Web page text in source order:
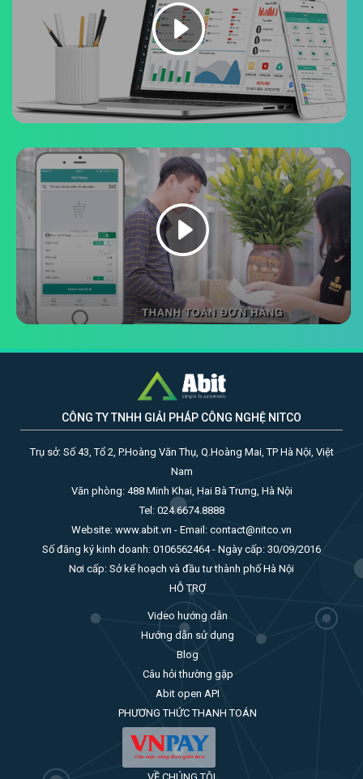
CÔNG TY TNHH GIẢI PHÁP CÔNG NGHỆ NITCO
Trụ sở: Số 43, Tổ 2, P.Hoàng Văn Thụ, Q.Hoàng Mai, TP Hà Nội, Việt
Nam
Văn phòng: 488 Minh Khai, Hai Bà Trưng, Hà Nội
Tel: 024.6674.8888
Website: www.abit.vn - Email: contact@nitco.vn
Số đăng ký kinh doanh: 0106562464 - Ngày cấp: 30/09/2016
Nơi cấp: Sở kế hoạch và đầu tư thành phố Hà Nội
HỖ TRỢ
Video hướng dẫn
Hướng dẫn sử dụng
Blog
Câu hỏi thường gặp
Abit open API
PHƯƠNG THỨC THANH TOÁN